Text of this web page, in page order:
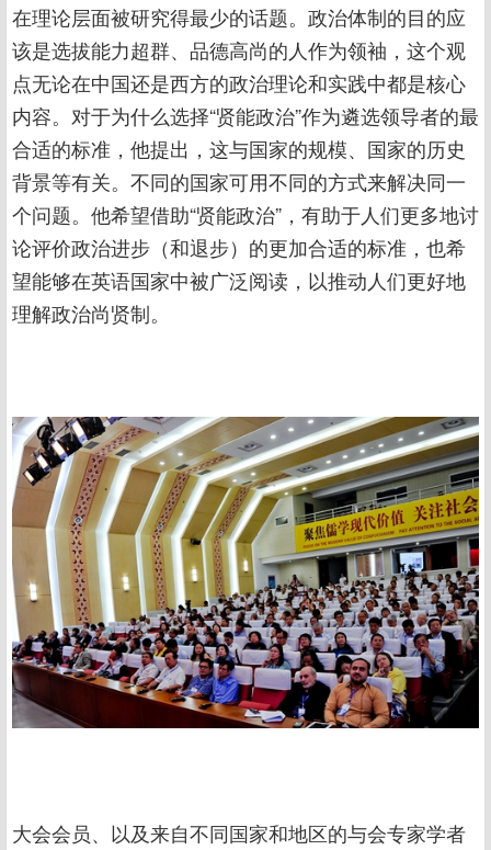
在理论层面被研究得最少的话题。政治体制的目的应
该是选拔能力超群、品德高尚的人作为领袖，这个观
点无论在中国还是西方的政治理论和实践中都是核心
内容。对于为什么选择“贤能政治”作为遴选领导者的最
合适的标准，他提出，这与国家的规模、国家的历史
背景等有关。不同的国家可用不同的方式来解决同一
个问题。他希望借助“贤能政治”，有助于人们更多地讨
论评价政治进步（和退步）的更加合适的标准，也希
望能够在英语国家中被广泛阅读，以推动人们更好地
理解政治尚贤制。
大会会员、以及来自不同国家和地区的与会专家学者